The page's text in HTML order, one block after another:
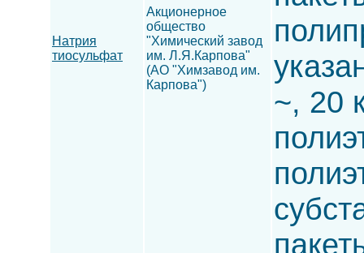
Натрия
тиосульфат
Акционерное
общество
"Химический завод
им. Л.Я.Карпова"
(АО "Химзавод им.
Карпова")
~, 20